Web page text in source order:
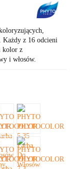
Każdy z 16 odcieni
kolor z
i włosów.